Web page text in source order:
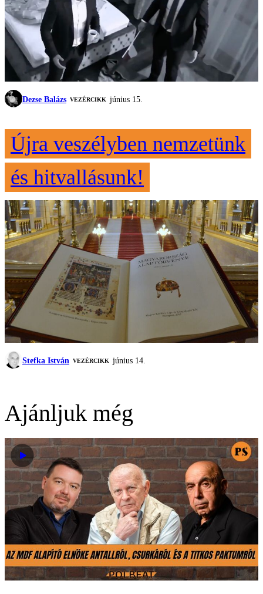
Dezse Balázs VEZÉRCIKK június 15.
Újra veszélyben nemzetünk
és hitvallásunk!
Stefka István VEZÉRCIKK június 14.
Ajánljuk még